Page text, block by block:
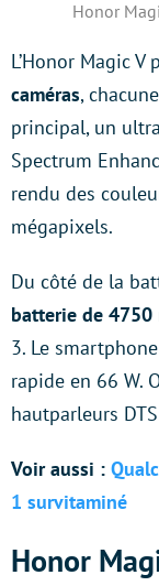
Honor
L’Honor Magic V
caméras,
principal, un
Spectrum
rendu des
mégapixels.
Du côté de la
batterie de 4750
3. Le
rapide en 66 W.
hautparleurs
Voir aussi :
1 survitaminé
Honor